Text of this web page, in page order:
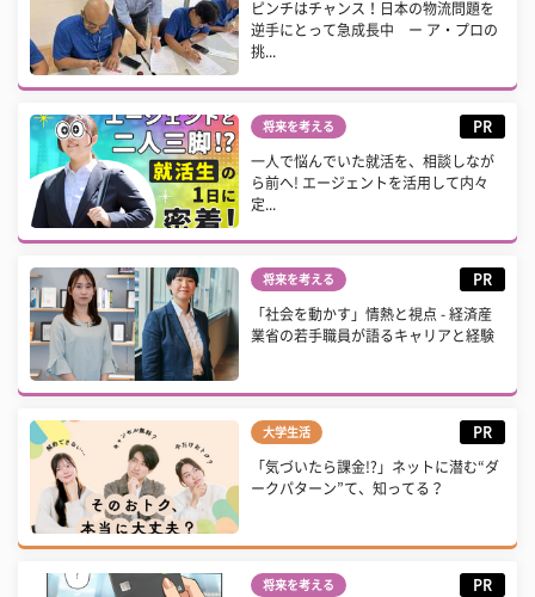
ピンチはチャンス！日本の物流問題を
逆手にとって急成長中 ー ア・プロの
挑...
将来を考える PR
一人で悩んでいた就活を、相談しなが
ら前へ! エージェントを活用して内々
定...
将来を考える PR
「社会を動かす」情熱と視点 - 経済産
業省の若手職員が語るキャリアと経験
大学生活 PR
「気づいたら課金!?」ネットに潜む“ダ
ークパターン”て、知ってる？
将来を考える PR